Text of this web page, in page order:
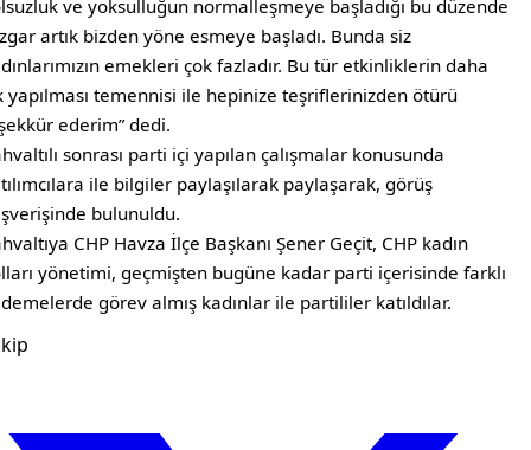
ve yoksulluğun normalleşmeye başladığı bu düzende
artık bizden yöne esmeye başladı. Bunda siz
emekleri çok fazladır. Bu tür etkinliklerin daha
yapılması temennisi ile hepinize teşriflerinizden ötürü
ederim” dedi.
sonrası parti içi yapılan çalışmalar konusunda
ile bilgiler paylaşılarak paylaşarak, görüş
bulunuldu.
CHP Havza İlçe Başkanı Şener Geçit, CHP kadın
yönetimi, geçmişten bugüne kadar parti içerisinde farklı
görev almış kadınlar ile partililer katıldılar.